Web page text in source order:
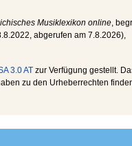
Musiklexikon online,
, abgerufen am 7.8.2026),
3.0 AT zur Verfügung gestellt.
zu den Urheberrechten